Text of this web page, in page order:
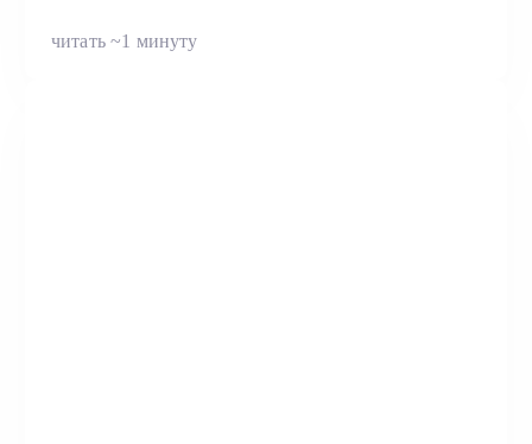
читать ~1 минуту